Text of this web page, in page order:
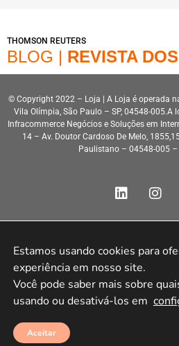
THOMSON REUTERS
BLOG | REVISTA
© Copyright 2022 – Loja | A Loja é operada
Vila Olímpia, São Paulo – SP, 04548-005.A
Infracommerce Negócios e Soluções em
14 – Av. Doutor Cardoso De Melo,
Paulistano – 04548-005 –
Estamos usando cookies para
experiência em nosso site.
Você pode saber mais sobre
usando ou desativá-los em
Aceitar